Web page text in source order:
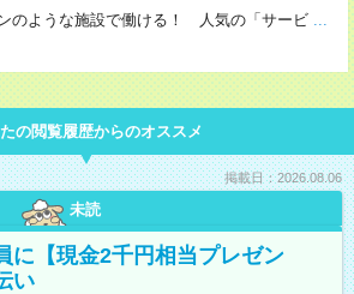
のような施設で働ける！ 人気の「サービ ...
の閲覧履歴からのオススメ
掲載日：2026.08.06
未読
に【現金2千円相当プレゼン
い